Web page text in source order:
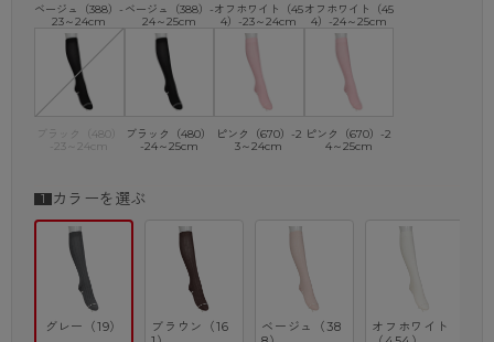
ベージュ（388）-
23～24cm
ベージュ（388）-
24～25cm
オフホワイト（45
4）-23～24cm
オフホワイト（45
4）-24～25cm
ブラック（480）
-23～24cm
ブラック（480）
-24～25cm
ピンク（670）-2
3～24cm
ピンク（670）-2
4～25cm
カラーを選ぶ
グレー（19）
ブラウン（16
ベージュ（38
オフホワイト